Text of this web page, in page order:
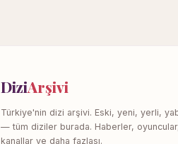
DiziArşivi
Türkiye'nin dizi arşivi. Eski, yeni, yerli,
— tüm diziler burada. Haberler,
kanallar ve daha fazlası.